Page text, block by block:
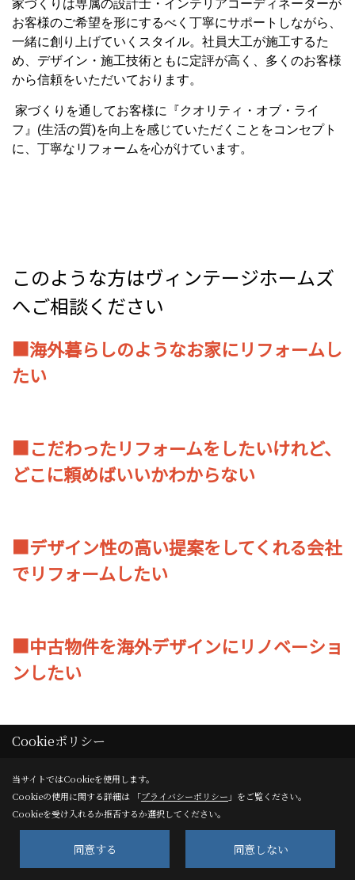
家づくりは専属の設計士・インテリアコーディネーターが
お客様のご希望を形にするべく丁寧にサポートしながら、
一緒に創り上げていくスタイル。社員大工が施工するた
め、デザイン・施工技術ともに定評が高く、多くのお客様
から信頼をいただいております。
家づくりを通してお客様に『クオリティ・オブ・ライ
フ』(生活の質)を向上を感じていただくことをコンセプト
に、丁寧なリフォームを心がけています。
このような方はヴィンテージホームズ
へご相談ください
■海外暮らしのようなお家にリフォームし
たい
■こだわったリフォームをしたいけれど、
どこに頼めばいいかわからない
■デザイン性の高い提案をしてくれる会社
でリフォームしたい
■中古物件を海外デザインにリノベーショ
ンしたい
Cookieポリシー
当サイトではCookieを使用します。
Cookieの使用に関する詳細は 「プライバシーポリシー 」をご覧ください。
Cookieを受け入れるか拒否するか選択してください。
同意する 同意しない